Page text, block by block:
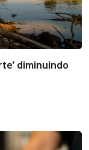
diminuindo